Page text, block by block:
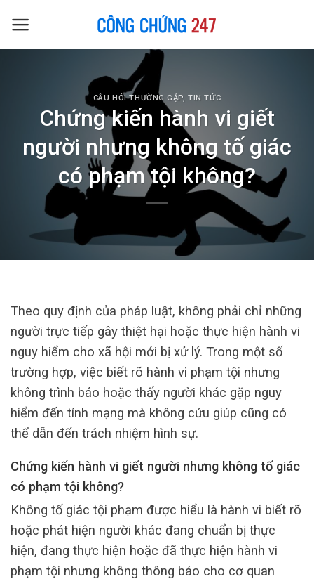
CÂU HỎI THƯỜNG GẶP,TIN TỨC
Chứng kiến hành vi giết
người nhưng không tố giác
có phạm tội không?
Theo quy định của pháp luật, không phải chỉ những
người trực tiếp gây thiệt hại hoặc thực hiện hành vi
nguy hiểm cho xã hội mới bị xử lý. Trong một số
trường hợp, việc biết rõ hành vi phạm tội nhưng
không trình báo hoặc thấy người khác gặp nguy
hiểm đến tính mạng mà không cứu giúp cũng có
thể dẫn đến trách nhiệm hình sự.
Chứng kiến hành vi giết người nhưng không tố giác
có phạm tội không?
Không tố giác tội phạm được hiểu là hành vi biết rõ
hoặc phát hiện người khác đang chuẩn bị thực
hiện, đang thực hiện hoặc đã thực hiện hành vi
phạm tội nhưng không thông báo cho cơ quan